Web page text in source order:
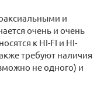
и
очень и очень
к HI-FI и HI-
требуют наличия
не одного) и